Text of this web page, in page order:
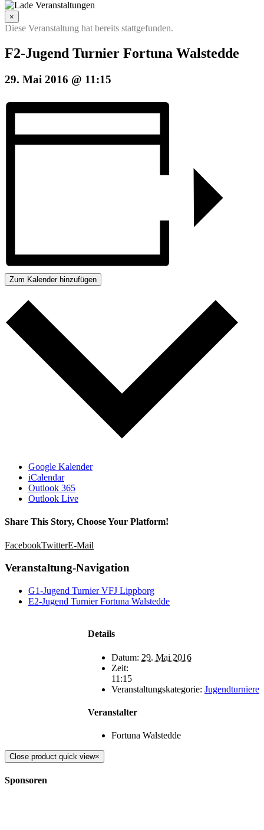
×
Diese Veranstaltung hat bereits stattgefunden.
F2-Jugend Turnier Fortuna Walstedde
29. Mai 2016 @ 11:15
Zum Kalender hinzufügen
Google Kalender
iCalendar
Outlook 365
Outlook Live
Share This Story, Choose Your Platform!
FacebookTwitterE-Mail
Veranstaltung-Navigation
G1-Jugend Turnier VFJ Lippborg
E2-Jugend Turnier Fortuna Walstedde
Details
Datum: 29. Mai 2016
Zeit:
11:15
Veranstaltungskategorie: Jugendturniere
Veranstalter
Fortuna Walstedde
Close product quick view×
Sponsoren